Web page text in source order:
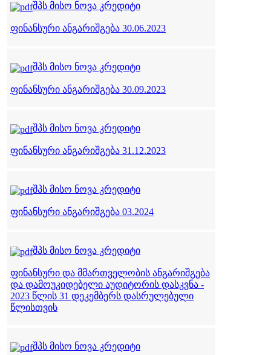
შპს მისო ნოვა კრედიტი
ფინანსური ანგარიშგება 30.06.2023
შპს მისო ნოვა კრედიტი
ფინანსური ანგარიშგება 30.09.2023
შპს მისო ნოვა კრედიტი
ფინანსური ანგარიშგება 31.12.2023
შპს მისო ნოვა კრედიტი
ფინანსური ანგარიშგება 03.2024
შპს მისო ნოვა კრედიტი
ფინანსური და მმართველობის ანგარიშგება
და დამოუკიდებელი აუდიტორის დასკვნა -
2023 წლის 31 დეკემბერს დასრულებული
წლისთვის
შპს მისო ნოვა კრედიტი